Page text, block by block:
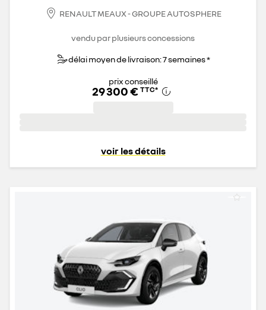
RENAULT MEAUX - GROUPE AUTOSPHERE
vendu par plusieurs concessions
délai moyen de livraison: 7 semaines *
prix conseillé
29 300 € TTC*
voir les détails